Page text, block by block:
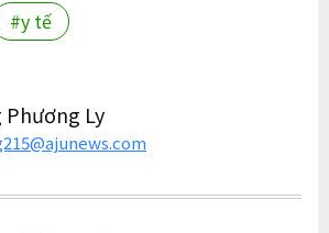
#y tế
Phương Ly